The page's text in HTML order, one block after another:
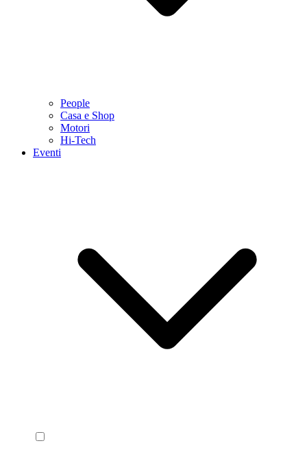
People
Casa e Shop
Motori
Hi-Tech
Eventi